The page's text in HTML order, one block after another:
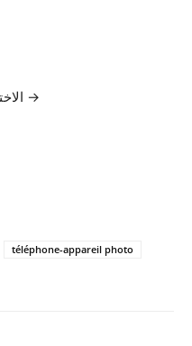
مسلسلات تركية : Babil الاختيار الاختيار →
téléphone-appareil photo